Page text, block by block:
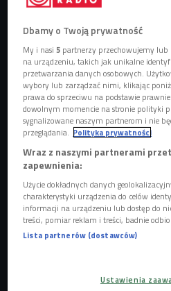
Rapsody Foto: NDZ/STAR MAX/IPx/
Rapsody, a właściwieMarlanna
Karoliny Północnej raperka
najważniejszych artystek
zaczynała w kolektywie Kooley
mentorem i pomógł rozwinąć
przestrzeni lat artystka zdobyła
"Laila's Wisdom"
"Eve"
J. Cole'emi
Dbamy o Twoją prywatność
My i nasi5 partnerzy przechowujemy
na urządzeniu, takich jak unikalne
przetwarzania danych osobowych.
wybory lub zarządzać nimi, klikając
prawa do sprzeciwu na podstawie
dowolnym momencie na stronie polityki
sygnalizowane naszym partnerom i nie
przeglądania. Polityka prywatności
Wraz z naszymi partnerami
zapewnienia:
Użycie dokładnych danych
charakterystyki urządzenia do celów
informacji na urządzeniu lub dostęp do
treści, pomiar reklam i treści, badnie
Lista partnerów (dostawców)
Ustawienia